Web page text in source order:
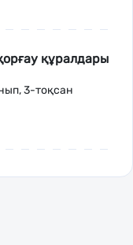
құралдары
3-тоқсан